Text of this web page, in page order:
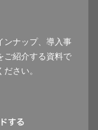
ンナップ、導入事
ご紹介する資料で
さい。
する